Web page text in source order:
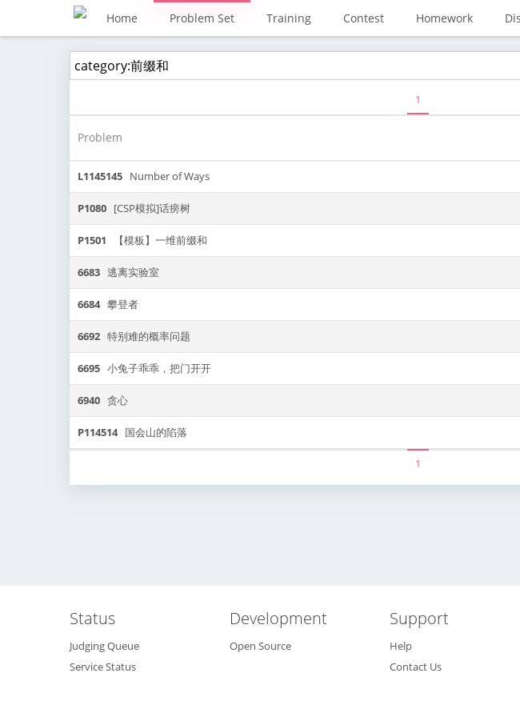
Home Problem Set Training Contest Homework
1
Problem
L1145145 Number of Ways
P1080 [CSP模拟]话痨树
P1501 【模板】一维前缀和
6683 逃离实验室
6684攀登者
6692 特别难的概率问题
6695 小兔子乖乖，把门开开
6940 贪心
P114514国会山的陷落
1
Status
Judging Queue
Service Status
Development
Open Source
Support
Help
Contact Us